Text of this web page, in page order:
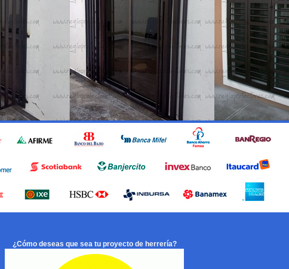
¿Cómo deseas que sea tu proyecto de herrería?